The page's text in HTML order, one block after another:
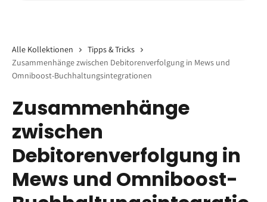
Alle Kollektionen
Tipps & Tricks
Zusammenhänge zwischen Debitorenverfolgung in Mews und
Omniboost-Buchhaltungsintegrationen
Zusammenhänge
zwischen
Debitorenverfolgung in
Mews und Omniboost-